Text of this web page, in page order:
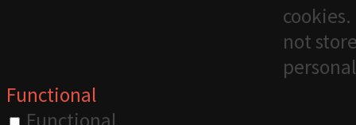
not
Functional